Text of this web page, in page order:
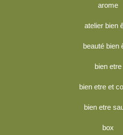
arome
atelier bien
beauté bien
bien etre
bien etre et
bien etre
box